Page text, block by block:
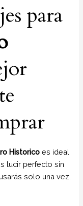
para
Historicoes ideal
lucir perfecto sin
solo una vez.